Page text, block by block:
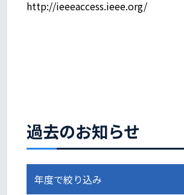
過去のお知らせ
http://ieeeaccess.ieee.org/